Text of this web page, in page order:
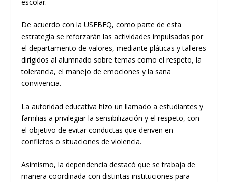
De acuerdo con la USEBEQ, como parte de esta
estrategia se reforzarán las actividades impulsadas por
el departamento de valores, mediante pláticas y talleres
dirigidos al alumnado sobre temas como el respeto, la
tolerancia, el manejo de emociones y la sana
convivencia.
La autoridad educativa hizo un llamado a estudiantes y
familias a privilegiar la sensibilización y el respeto, con
el objetivo de evitar conductas que deriven en
conflictos o situaciones de violencia.
Asimismo, la dependencia destacó que se trabaja de
manera coordinada con distintas instituciones para